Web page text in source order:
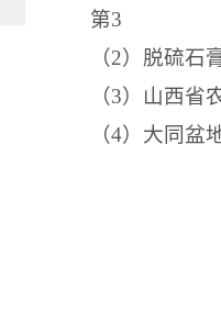
第3
（2）脱硫石
（3）山西省
（4）大同盆